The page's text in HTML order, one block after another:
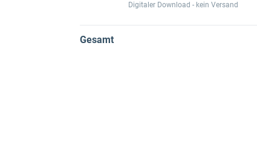
Digitaler Download - kein Versand
Gesamt